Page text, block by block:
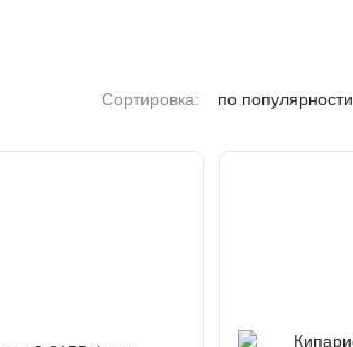
Сортировка: по популярности